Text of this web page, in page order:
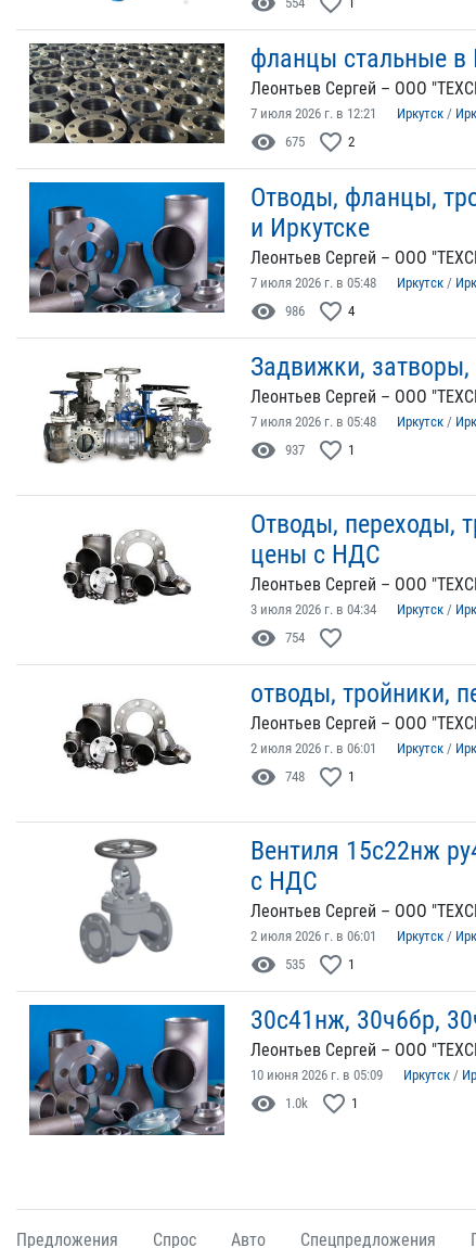
фланцы стальные в
Леонтьев Сергей – ООО
7 июля 2026 г. в 12:21 Иркутск /
visibility 675 favorite_border 2
Отводы, фланцы,
и Иркутске
Леонтьев Сергей – ООО
7 июля 2026 г. в 05:48 Иркутск /
visibility 986 favorite_border 4
Задвижки,
Леонтьев Сергей – ООО
7 июля 2026 г. в 05:48 Иркутск /
visibility 937 favorite_border 1
Отводы, переходы,
цены с НДС
Леонтьев Сергей – ООО
3 июля 2026 г. в 04:34 Иркутск /
visibility 754 favorite_border
отводы, тройники,
Леонтьев Сергей – ООО
2 июля 2026 г. в 06:01 Иркутск /
visibility 748 favorite_border 1
Вентиля 15с22нж
с НДС
Леонтьев Сергей – ООО
2 июля 2026 г. в 06:01 Иркутск /
visibility 535 favorite_border 1
30с41нж, 30ч6бр,
Леонтьев Сергей – ООО
10 июня 2026 г. в 05:09 Иркутск /
visibility 1.0k favorite_border 1
Предложения Спрос Авто Спецпредложения